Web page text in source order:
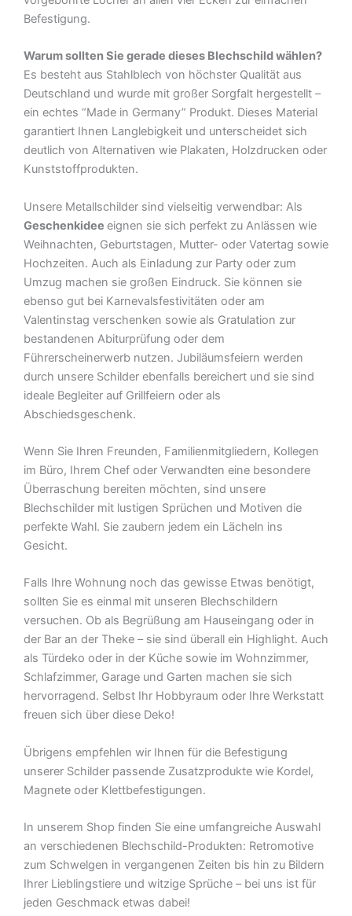
Befestigung.
Warum sollten Sie gerade dieses Blechschild wählen?
Es besteht aus Stahlblech von höchster Qualität aus
Deutschland und wurde mit großer Sorgfalt hergestellt –
ein echtes “Made in Germany” Produkt. Dieses Material
garantiert Ihnen Langlebigkeit und unterscheidet sich
deutlich von Alternativen wie Plakaten, Holzdrucken oder
Kunststoffprodukten.
Unsere Metallschilder sind vielseitig verwendbar: Als
Geschenkidee eignen sie sich perfekt zu Anlässen wie
Weihnachten, Geburtstagen, Mutter- oder Vatertag sowie
Hochzeiten. Auch als Einladung zur Party oder zum
Umzug machen sie großen Eindruck. Sie können sie
ebenso gut bei Karnevalsfestivitäten oder am
Valentinstag verschenken sowie als Gratulation zur
bestandenen Abiturprüfung oder dem
Führerscheinerwerb nutzen. Jubiläumsfeiern werden
durch unsere Schilder ebenfalls bereichert und sie sind
ideale Begleiter auf Grillfeiern oder als
Abschiedsgeschenk.
Wenn Sie Ihren Freunden, Familienmitgliedern, Kollegen
im Büro, Ihrem Chef oder Verwandten eine besondere
Überraschung bereiten möchten, sind unsere
Blechschilder mit lustigen Sprüchen und Motiven die
perfekte Wahl. Sie zaubern jedem ein Lächeln ins
Gesicht.
Falls Ihre Wohnung noch das gewisse Etwas benötigt,
sollten Sie es einmal mit unseren Blechschildern
versuchen. Ob als Begrüßung am Hauseingang oder in
der Bar an der Theke – sie sind überall ein Highlight. Auch
als Türdeko oder in der Küche sowie im Wohnzimmer,
Schlafzimmer, Garage und Garten machen sie sich
hervorragend. Selbst Ihr Hobbyraum oder Ihre Werkstatt
freuen sich über diese Deko!
Übrigens empfehlen wir Ihnen für die Befestigung
unserer Schilder passende Zusatzprodukte wie Kordel,
Magnete oder Klettbefestigungen.
In unserem Shop finden Sie eine umfangreiche Auswahl
an verschiedenen Blechschild-Produkten: Retromotive
zum Schwelgen in vergangenen Zeiten bis hin zu Bildern
Ihrer Lieblingstiere und witzige Sprüche – bei uns ist für
jeden Geschmack etwas dabei!